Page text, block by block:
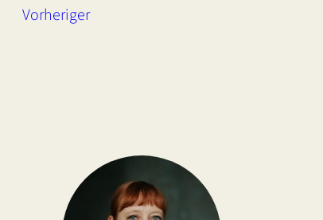
Vorheriger